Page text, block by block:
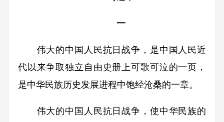
一
伟大的中国人民抗日战争，是中国人民近
代以来争取独立自由史册上可歌可泣的一页，
是中华民族历史发展进程中饱经沧桑的一章。
伟大的中国人民抗日战争，使中华民族的